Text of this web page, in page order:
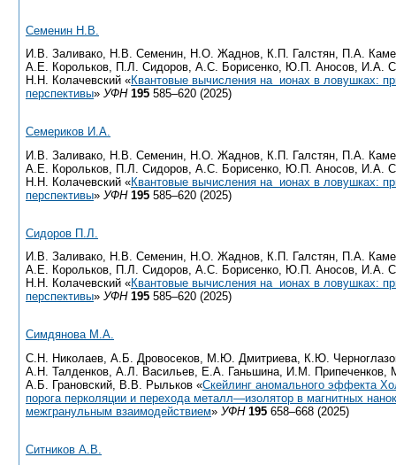
Семенин Н.В.
И.В. Заливако, Н.В. Семенин, Н.О. Жаднов, К.П. Галстян, П.А.
А.Е. Корольков, П.Л. Сидоров, А.С. Борисенко, Ю.П. Аносов, И.А.
Н.Н. Колачевский «Квантовые вычисления на ионах в ловушках:
перспективы» УФН 195 585–620 (2025)
Семериков И.А.
И.В. Заливако, Н.В. Семенин, Н.О. Жаднов, К.П. Галстян, П.А.
А.Е. Корольков, П.Л. Сидоров, А.С. Борисенко, Ю.П. Аносов, И.А.
Н.Н. Колачевский «Квантовые вычисления на ионах в ловушках:
перспективы» УФН 195 585–620 (2025)
Сидоров П.Л.
И.В. Заливако, Н.В. Семенин, Н.О. Жаднов, К.П. Галстян, П.А.
А.Е. Корольков, П.Л. Сидоров, А.С. Борисенко, Ю.П. Аносов, И.А.
Н.Н. Колачевский «Квантовые вычисления на ионах в ловушках:
перспективы» УФН 195 585–620 (2025)
Симдянова М.А.
С.Н. Николаев, А.Б. Дровосеков, М.Ю. Дмитриева, К.Ю.
А.Н. Талденков, А.Л. Васильев, Е.А. Ганьшина, И.М. Припеченков,
А.Б. Грановский, В.В. Рыльков «Cкейлинг аномального эффекта
порога перколяции и перехода металл—изолятор в магнитных
межгранульным взаимодействием» УФН 195 658–668 (2025)
Ситников А.В.